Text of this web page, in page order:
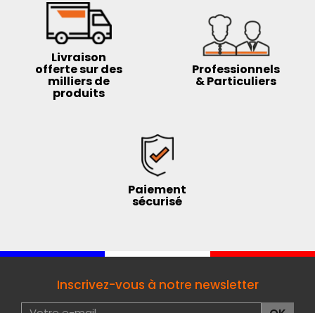
Livraison
offerte sur des
milliers de
produits
Professionnels
& Particuliers
Paiement
sécurisé
Inscrivez-vous à notre newsletter